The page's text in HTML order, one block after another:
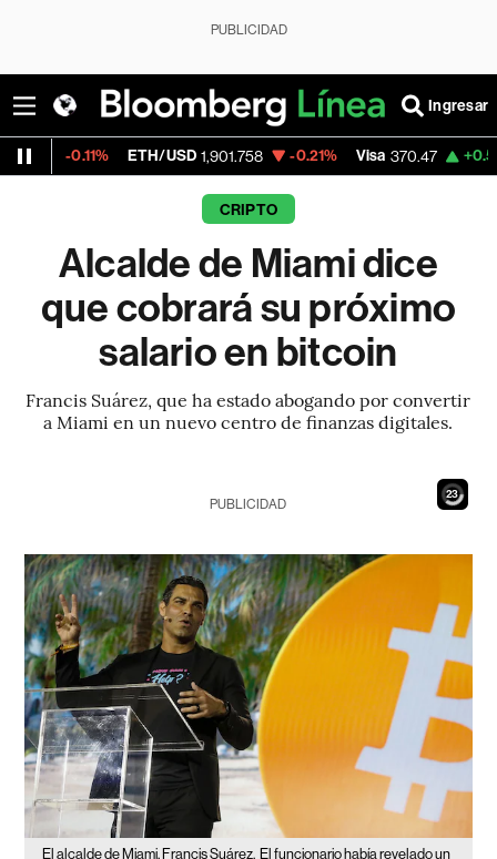
PUBLICIDAD
Ingresar
ETH/USD 1,901.758 -0.21% Visa 370.47 +0.52%
CRIPTO
Alcalde de Miami dice
que cobrará su próximo
salario en bitcoin
Francis Suárez, que ha estado abogando por convertir
a Miami en un nuevo centro de finanzas digitales.
22
PUBLICIDAD
El alcalde de Miami, Francis Suárez. El funcionario había revelado un